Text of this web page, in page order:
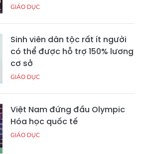
GIÁO DỤC
Sinh viên dân tộc rất ít người
có thể được hỗ trợ 150% lương
cơ sở
GIÁO DỤC
Việt Nam đứng đầu Olympic
Hóa học quốc tế
GIÁO DỤC